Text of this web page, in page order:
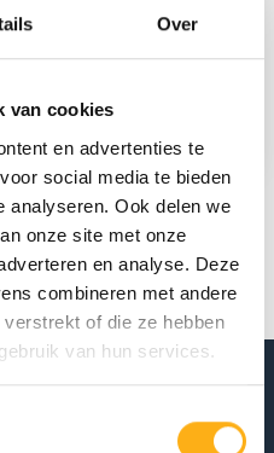
Over
van cookies
en advertenties te
social media te bieden
analyseren. Ook delen we
onze site met onze
en analyse. Deze
combineren met andere
of die ze hebben
van hun services.
iedereen verschillend zijn.
van je trainingsdoelen,